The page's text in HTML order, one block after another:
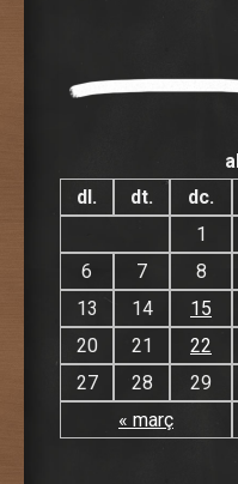
dl.
dt. dc.
« març
1
6
7 8
13
14 15
20
21 22
27
28 29